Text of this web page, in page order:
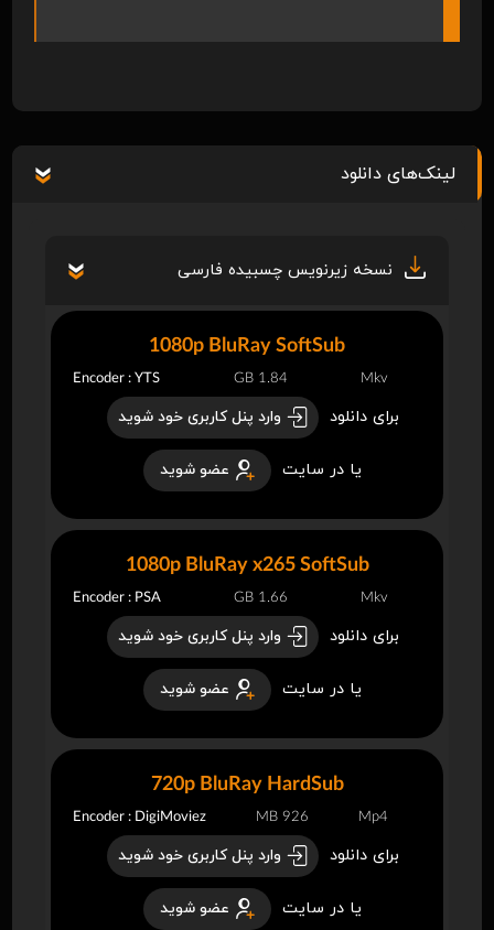
لینک‌های دانلود
نسخه زیرنویس چسبیده فارسی
برای دانلود وارد پنل کاربری خود شوید
یا در سایت عضو شوید
1080p BluRay SoftSub
Encoder : YTS 1.84 GB Mkv
برای دانلود وارد پنل کاربری خود شوید
یا در سایت عضو شوید
1080p BluRay x265 SoftSub
Encoder : PSA 1.66 GB Mkv
برای دانلود وارد پنل کاربری خود شوید
یا در سایت عضو شوید
720p BluRay HardSub
Encoder : DigiMoviez 926 MB Mp4